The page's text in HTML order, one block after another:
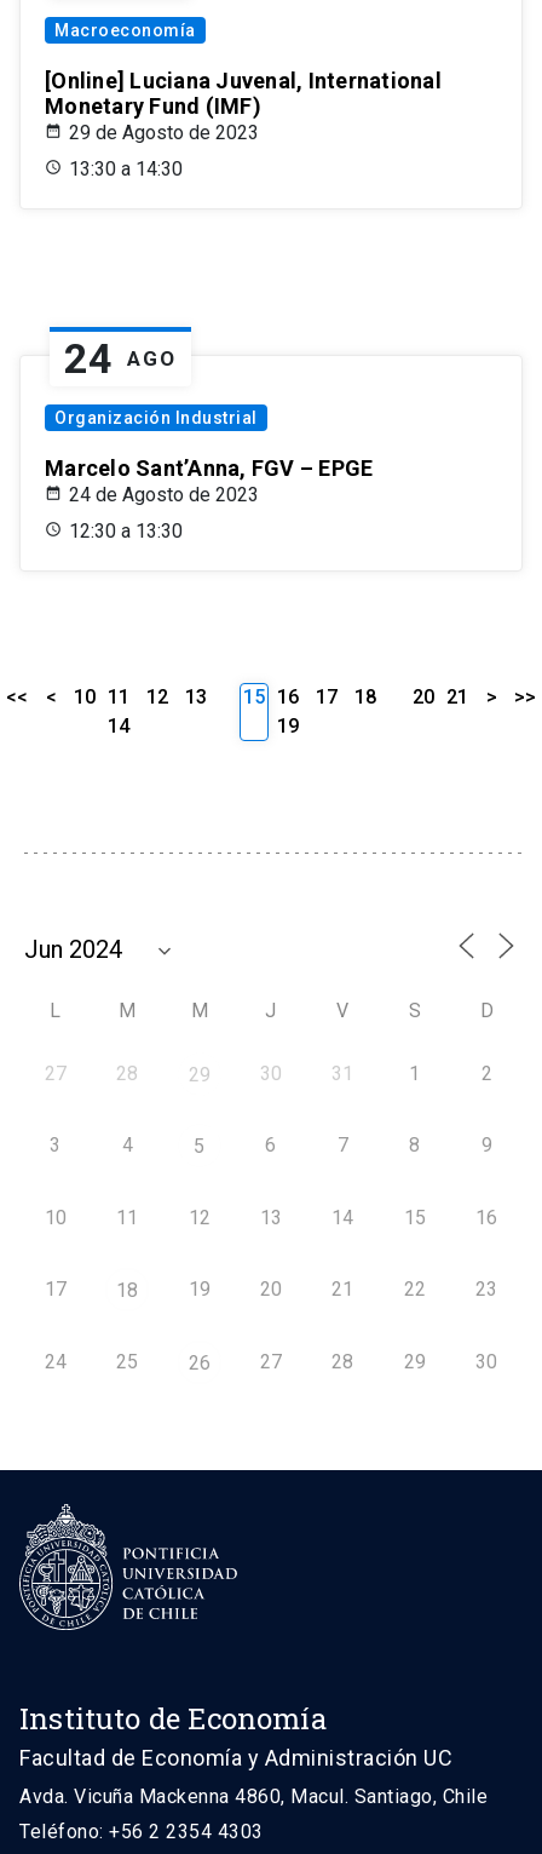
Macroeconomía
[Online] Luciana Juvenal, International
Monetary Fund (IMF)
29 de Agosto de 2023
13:30 a 14:30
24 AGO
Organización Industrial
Marcelo Sant’Anna, FGV – EPGE
24 de Agosto de 2023
12:30 a 13:30
<< < 10 11 12
13
14
15 16 17
18
19
20 21 > >>
L M M J V S D
27 28 29 30 31 1 2
3 4 5 6 7 8 9
10 11 12 13 14 15 16
17 18 19 20 21 22 23
24 25 26 27 28 29 30
Instituto de Economía
Facultad de Economía y Administración UC
Avda. Vicuña Mackenna 4860, Macul. Santiago, Chile
Teléfono: +56 2 2354 4303